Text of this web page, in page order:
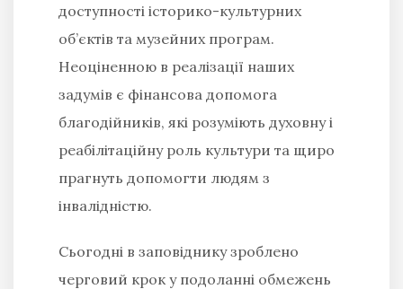
доступності історико-культурних
об’єктів та музейних програм.
Неоціненною в реалізації наших
задумів є фінансова допомога
благодійників, які розуміють духовну і
реабілітаційну роль культури та щиро
прагнуть допомогти людям з
інвалідністю.
Сьогодні в заповіднику зроблено
черговий крок у подоланні обмежень